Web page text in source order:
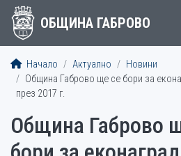
ОБЩИНА ГАБРОВО
Начало Актуално
Новини
Община Габрово ще се бори за
през 2017 г.
Община Габрово